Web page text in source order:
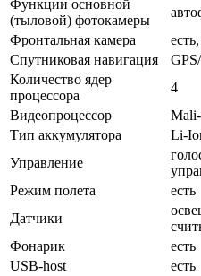
Функции основной
(тыловой) фотокамеры
Фронтальная камера
Спутниковая навигация
Количество ядер
процессора
4
Видеопроцессор
Тип аккумулятора
Li-
Управление
Режим полета
есть
Датчики
Фонарик
есть
USB-host
есть